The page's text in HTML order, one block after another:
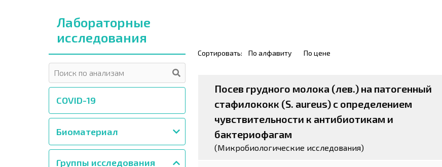
Лабораторные
исследования
COVID-19
Биоматериал
Группы исследования
Сортировать: По алфавиту По цене
Посев грудного молока (лев.) на патогенный
стафилококк (S. aureus) с определением
чувствительности к антибиотикам и
бактериофагам
(Микробиологические исследования)